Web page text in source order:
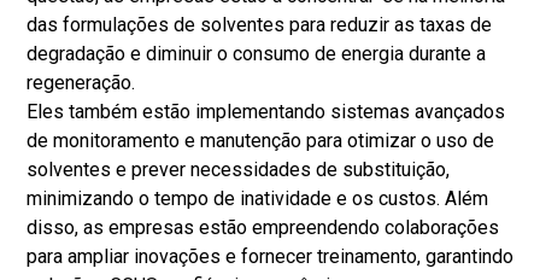
das formulações de solventes para reduzir as taxas de
degradação e diminuir o consumo de energia durante a
regeneração.
Eles também estão implementando sistemas avançados
de monitoramento e manutenção para otimizar o uso de
solventes e prever necessidades de substituição,
minimizando o tempo de inatividade e os custos. Além
disso, as empresas estão empreendendo colaborações
para ampliar inovações e fornecer treinamento, garantindo